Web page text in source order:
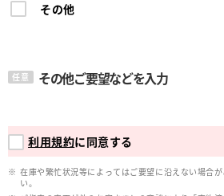
その他
任意 その他ご要望などを入力
利用規約に同意する
在庫や繁忙状況等によってはご要望に沿えない場合
い。